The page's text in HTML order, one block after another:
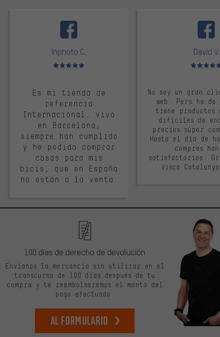
Inphoto C.
Valoración media: 5 de 5
Es mi tienda de
referencia
Internacional, vivo
en Barcelona,
siempre han cumplido
y he podido comprar
cosas para mis
bicis, que en España
no están a la venta.
David V.
Valoración
No soy un gran
web. Pero he
tiene productos
difíciles de
precios súper
Hasta el día de
compras
satisfactorios.
Visca
100 días de derecho de devolución
Envíanos la mercancía sin utilizar en el
transcurso de 100 días después de tu
compra y te reembolsaremos el monto del
pago efectuado.
Al formulario